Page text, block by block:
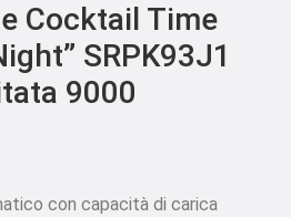
Cocktail Time
SRPK93J1
9000
con capacità di carica